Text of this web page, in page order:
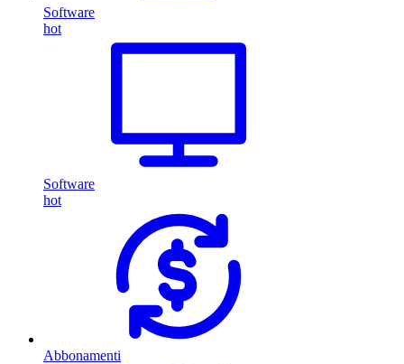
Software
hot
Software
hot
Abbonamenti